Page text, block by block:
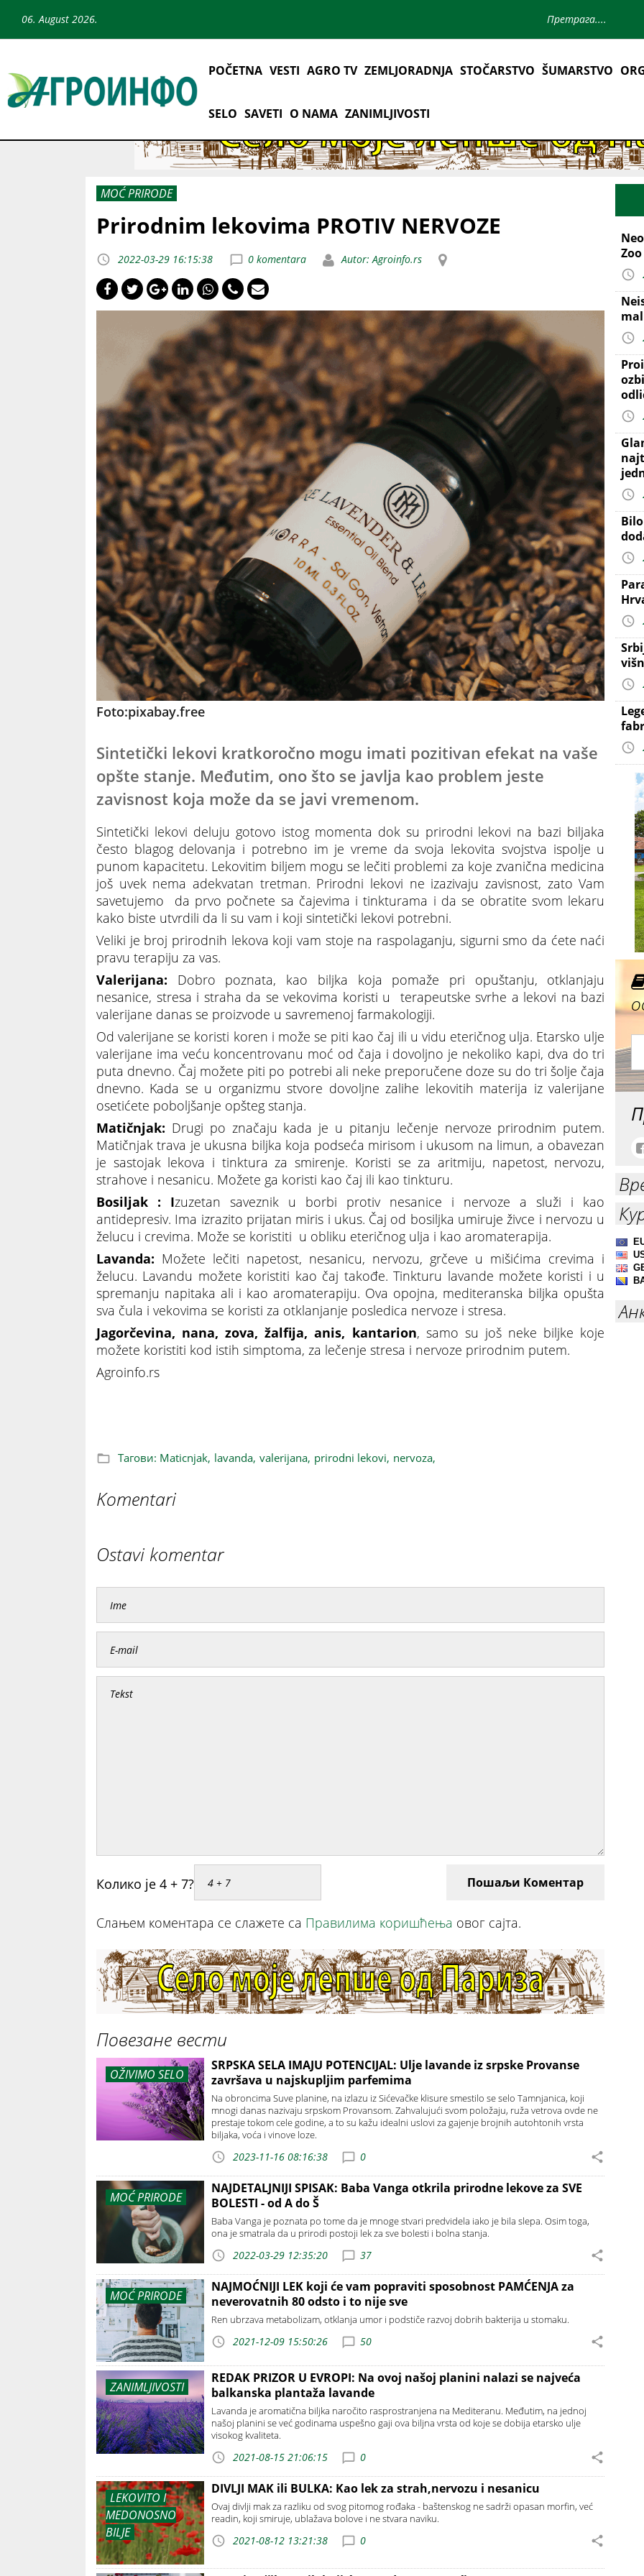
06. August 2026.
POČETNA VESTI AGRO TV ZEMLJORADNJA STOČARSTVO ŠUMARSTVO
SELO SAVETI O NAMA ZANIMLJIVOSTI
MOĆ PRIRODE
Prirodnim lekovima PROTIV NERVOZE
2022-03-29 16:15:38 0 komentara Autor: Agroinfo.rs
Foto:pixabay.free
Sintetički lekovi kratkoročno mogu imati pozitivan efekat na vaše
opšte stanje. Međutim, ono što se javlja kao problem jeste
zavisnost koja može da se javi vremenom.
Sintetički lekovi deluju gotovo istog momenta dok su prirodni lekovi na bazi biljaka
često blagog delovanja i potrebno im je vreme da svoja lekovita svojstva ispolje u
punom kapacitetu. Lekovitim biljem mogu se lečiti problemi za koje zvanična medicina
još uvek nema adekvatan tretman. Prirodni lekovi ne izazivaju zavisnost, zato Vam
savetujemo da prvo počnete sa čajevima i tinkturama i da se obratite svom lekaru
kako biste utvrdili da li su vam i koji sintetički lekovi potrebni.
Veliki je broj prirodnih lekova koji vam stoje na raspolaganju, sigurni smo da ćete naći
pravu terapiju za vas.
Valerijana: Dobro poznata, kao biljka koja pomaže pri opuštanju, otklanjaju
nesanice, stresa i straha da se vekovima koristi u terapeutske svrhe a lekovi na bazi
valerijane danas se proizvode u savremenoj farmakologiji.
Od valerijane se koristi koren i može se piti kao čaj ili u vidu eteričnog ulja. Etarsko ulje
valerijane ima veću koncentrovanu moć od čaja i dovoljno je nekoliko kapi, dva do tri
puta dnevno. Čaj možete piti po potrebi ali neke preporučene doze su do tri šolje čaja
dnevno. Kada se u organizmu stvore dovoljne zalihe lekovitih materija iz valerijane
osetićete poboljšanje opšteg stanja.
Matičnjak: Drugi po značaju kada je u pitanju lečenje nervoze prirodnim putem.
Matičnjak trava je ukusna biljka koja podseća mirisom i ukusom na limun, a obavezan
je sastojak lekova i tinktura za smirenje. Koristi se za aritmiju, napetost, nervozu,
strahove i nesanicu. Možete ga koristi kao čaj ili kao tinkturu.
Bosiljak : Izuzetan saveznik u borbi protiv nesanice i nervoze a služi i kao
antidepresiv. Ima izrazito prijatan miris i ukus. Čaj od bosiljka umiruje živce i nervozu u
želucu i crevima. Može se koristiti u obliku eteričnog ulja i kao aromaterapija.
Lavanda: Možete lečiti napetost, nesanicu, nervozu, grčeve u mišićima crevima i
želucu. Lavandu možete koristiti kao čaj takođe. Tinkturu lavande možete koristi i u
spremanju napitaka ali i kao aromaterapiju. Ova opojna, mediteranska biljka opušta
sva čula i vekovima se koristi za otklanjanje posledica nervoze i stresa.
Jagorčevina, nana, zova, žalfija, anis, kantarion, samo su još neke biljke koje
možete koristiti kod istih simptoma, za lečenje stresa i nervoze prirodnim putem.
Agroinfo.rs
Тагови: Maticnjak, lavanda, valerijana, prirodni lekovi, nervoza,
Komentari
Ostavi komentar
Колико је 4 + 7? Пошаљи Коментар
Слањем коментара се слажете са Правилима коришћења овог сајта.
Повезане вести
OŽIVIMO SELO
SRPSKA SELA IMAJU POTENCIJAL: Ulje lavande iz srpske Provanse
završava u najskupljim parfemima
Na obroncima Suve planine, na izlazu iz Sićevačke klisure smestilo se selo Tamnjanica, koji
mnogi danas nazivaju srpskom Provansom. Zahvalujući svom položaju, ruža vetrova ovde ne
prestaje tokom cele godine, a to su kažu idealni uslovi za gajenje brojnih autohtonih vrsta
biljaka, voća i vinove loze.
2023-11-16 08:16:38 0
MOĆ PRIRODE
NAJDETALJNIJI SPISAK: Baba Vanga otkrila prirodne lekove za SVE
BOLESTI - od A do Š
Baba Vanga je poznata po tome da je mnoge stvari predvidela iako je bila slepa. Osim toga,
ona je smatrala da u prirodi postoji lek za sve bolesti i bolna stanja.
2022-03-29 12:35:20 37
MOĆ PRIRODE
NAJMOĆNIJI LEK koji će vam popraviti sposobnost PAMĆENJA za
neverovatnih 80 odsto i to nije sve
Ren ubrzava metabolizam, otklanja umor i podstiče razvoj dobrih bakterija u stomaku.
2021-12-09 15:50:26 50
ZANIMLJIVOSTI
REDAK PRIZOR U EVROPI: Na ovoj našoj planini nalazi se najveća
balkanska plantaža lavande
Lavanda je aromatična biljka naročito rasprostranjena na Mediteranu. Međutim, na jednoj
našoj planini se već godinama uspešno gaji ova biljna vrsta od koje se dobija etarsko ulje
visokog kvaliteta.
2021-08-15 21:06:15 0
LEKOVITO I
MEDONOSNO
BILJE
DIVLJI MAK ili BULKA: Kao lek za strah,nervozu i nesanicu
Ovaj divlji mak za razliku od svog pitomog rođaka - baštenskog ne sadrži opasan morfin, već
readin, koji smiruje, ublažava bolove i ne stvara naviku.
2021-08-12 13:21:38 0